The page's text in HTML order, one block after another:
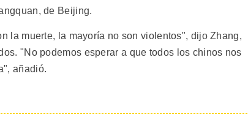
de Beijing.
la muerte, la mayoría no son violentos", dijo Zhang,
"No podemos esperar a que todos los chinos nos
añadió.